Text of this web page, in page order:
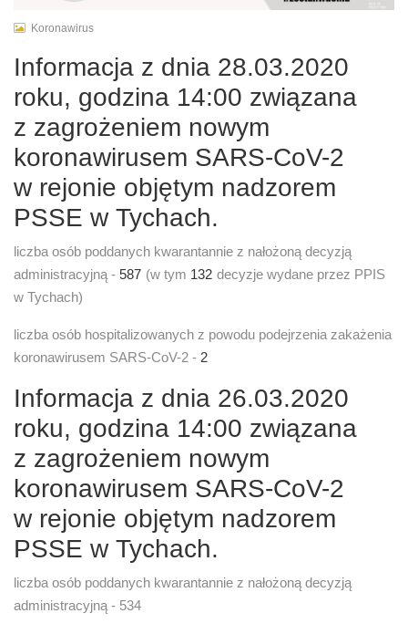
Koronawirus
Informacja z dnia 28.03.2020
roku, godzina 14:00 związana
z zagrożeniem nowym
koronawirusem SARS-CoV-2
w rejonie objętym nadzorem
PSSE w Tychach.
liczba osób poddanych kwarantannie z nałożoną decyzją
administracyjną - 587 (w tym 132 decyzje wydane przez PPIS
w Tychach)
liczba osób hospitalizowanych z powodu podejrzenia zakażenia
koronawirusem SARS-CoV-2 - 2
Informacja z dnia 26.03.2020
roku, godzina 14:00 związana
z zagrożeniem nowym
koronawirusem SARS-CoV-2
w rejonie objętym nadzorem
PSSE w Tychach.
liczba osób poddanych kwarantannie z nałożoną decyzją
administracyjną - 534